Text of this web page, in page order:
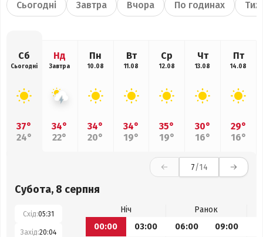
Сьогодні Завтра Вчора По годинах
Сб
Сьогодні
37°
24°
Нд
Завтра
34°
22°
Пн
10.08
34°
20°
Вт
11.08
34°
19°
Ср
12.08
35°
19°
Чт
13.08
30°
16°
Пт
14.08
29°
16°
7/14
Субота, 8 серпня
Схід:05:31
Захід:20:04
Ніч
Ранок
00:00
03:00 06:00 09:00